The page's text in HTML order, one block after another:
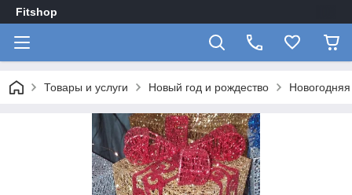
Fitshop
Товары и услуги Новый год и рождество